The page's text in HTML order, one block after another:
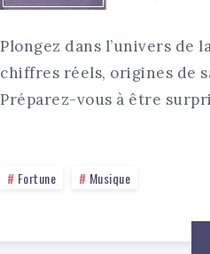
Plongez dans l’univers de
chiffres réels, origines de
Préparez-vous à être
Fortune Musique